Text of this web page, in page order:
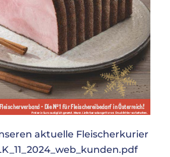
aktuelle Fleischerkurier